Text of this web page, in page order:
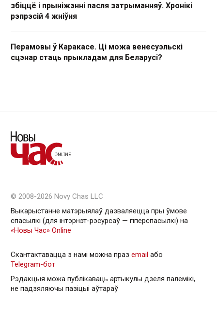
збіццё і прыніжэнні пасля затрыманняў. Хронікі
рэпрэсій 4 жніўня
Перамовы ў Каракасе. Ці можа венесуэльскі
сцэнар стаць прыкладам для Беларусі?
© 2008-2026 Novy Chas LLC
Выкарыстанне матэрыялаў дазваляецца пры ўмове
спасылкі (для інтэрнэт-рэсурсаў — гiперспасылкi) на
«Новы Час» Online
Скантактавацца з намі можна праз email або
Telegram-бот
Рэдакцыя можа публікаваць артыкулы дзеля палемікі,
не падзяляючы пазіцыі аўтараў